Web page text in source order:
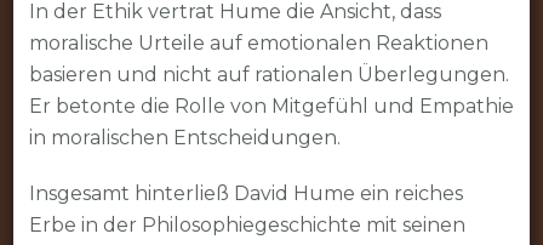
In der Ethik vertrat Hume die Ansicht, dass
moralische Urteile auf emotionalen Reaktionen
basieren und nicht auf rationalen Überlegungen.
Er betonte die Rolle von Mitgefühl und Empathie
in moralischen Entscheidungen.
Insgesamt hinterließ David Hume ein reiches
Erbe in der Philosophiegeschichte mit seinen